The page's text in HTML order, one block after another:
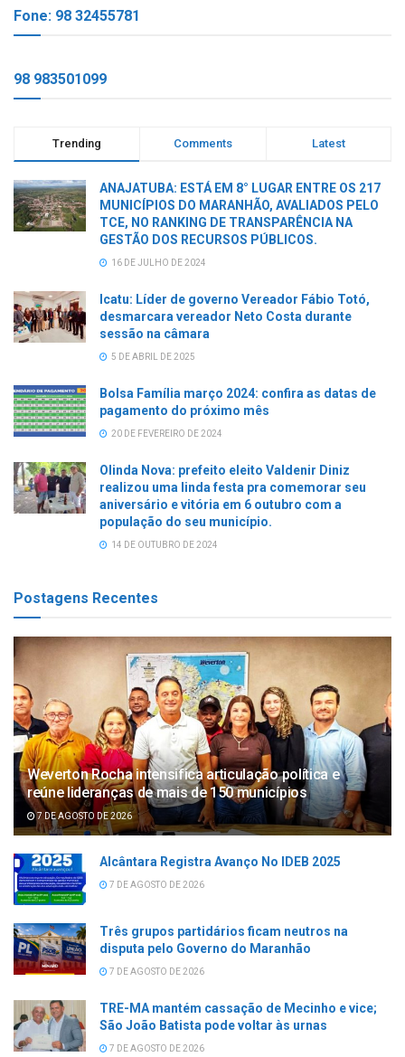
Fone: 98 32455781
98 983501099
Trending Comments Latest
ANAJATUBA: ESTÁ EM 8° LUGAR ENTRE OS 217
MUNICÍPIOS DO MARANHÃO, AVALIADOS PELO
TCE, NO RANKING DE TRANSPARÊNCIA NA
GESTÃO DOS RECURSOS PÚBLICOS.
16 DE JULHO DE 2024
Icatu: Líder de governo Vereador Fábio Totó,
desmarcara vereador Neto Costa durante
sessão na câmara
5 DE ABRIL DE 2025
Bolsa Família março 2024: confira as datas de
pagamento do próximo mês
20 DE FEVEREIRO DE 2024
Olinda Nova: prefeito eleito Valdenir Diniz
realizou uma linda festa pra comemorar seu
aniversário e vitória em 6 outubro com a
população do seu município.
14 DE OUTUBRO DE 2024
Postagens Recentes
Weverton Rocha intensifica articulação política e
reúne lideranças de mais de 150 municípios
7 DE AGOSTO DE 2026
Alcântara Registra Avanço No IDEB 2025
7 DE AGOSTO DE 2026
Três grupos partidários ficam neutros na
disputa pelo Governo do Maranhão
7 DE AGOSTO DE 2026
TRE-MA mantém cassação de Mecinho e vice;
São João Batista pode voltar às urnas
7 DE AGOSTO DE 2026